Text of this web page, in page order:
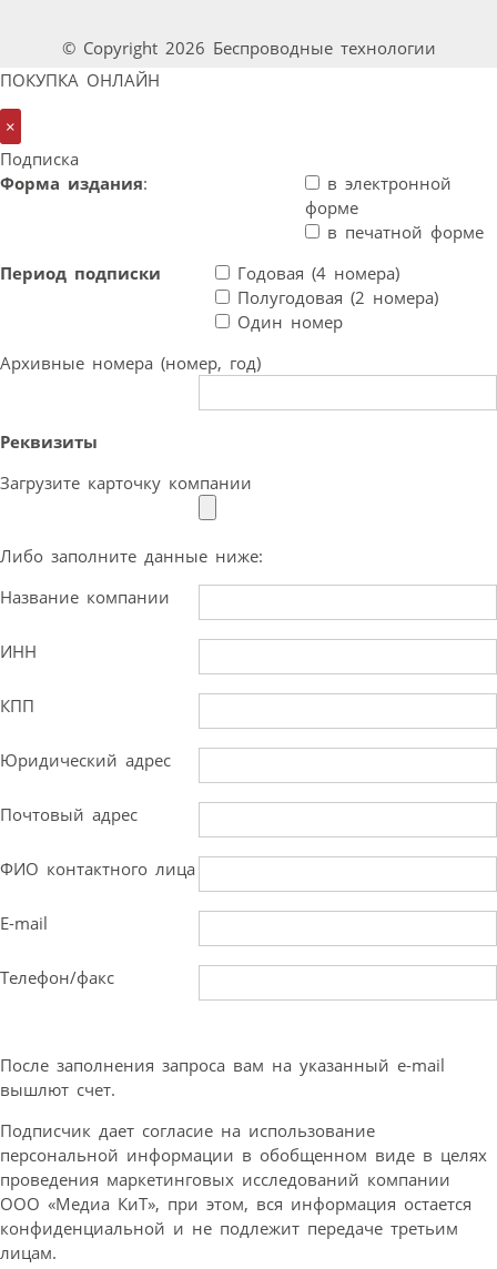
© Copyright 2026 Беспроводные технологии
ПОКУПКА ОНЛАЙН
×
Подписка
Форма издания:
в электронной
форме
в печатной форме
Период подписки
Годовая (4 номера)
Полугодовая (2 номера)
Один номер
Архивные номера (номер, год)
Реквизиты
Загрузите карточку компании
Либо заполните данные ниже:
Название компании
ИНН
КПП
Юридический адрес
Почтовый адрес
ФИО контактного лица
E-mail
Телефон/факс
После заполнения запроса вам на указанный e-mail
вышлют счет.
Подписчик дает согласие на использование
персональной информации в обобщенном виде в целях
проведения маркетинговых исследований компании
ООО «Медиа КиТ», при этом, вся информация остается
конфиденциальной и не подлежит передаче третьим
лицам.